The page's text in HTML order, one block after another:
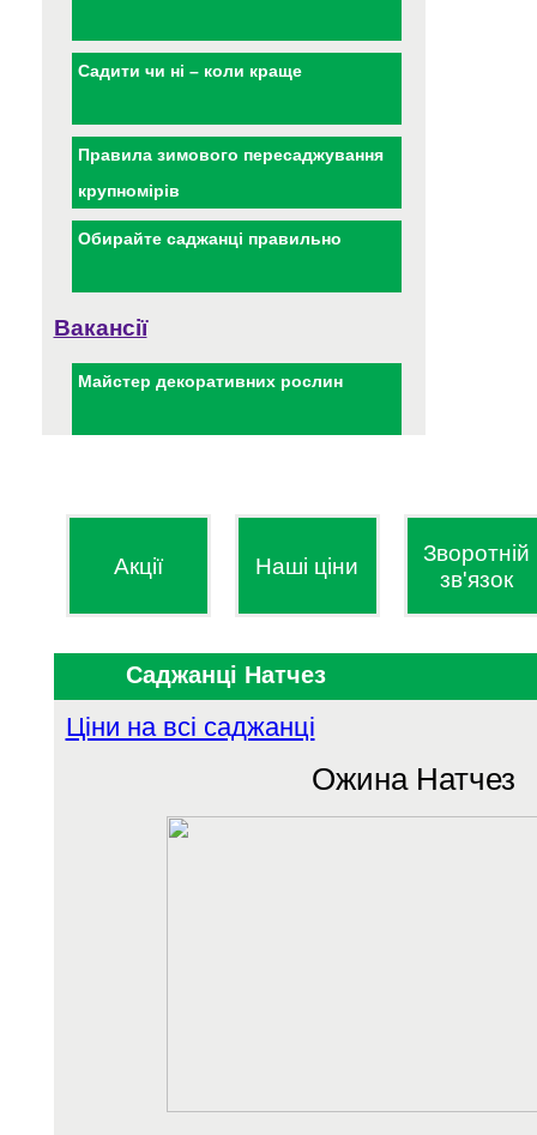
Садити чи ні – коли краще
Правила зимового пересаджування
крупномірів
Обирайте саджанці правильно
Вакансії
Майстер декоративних рослин
Акції Наші ціни
Зворотній
зв'язок
Саджанці Натчез
Ціни на всі саджанці
Ожина Натчез